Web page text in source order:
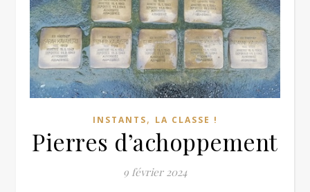
INSTANTS, LA CLASSE !
Pierres d’achoppement
9 février 2024